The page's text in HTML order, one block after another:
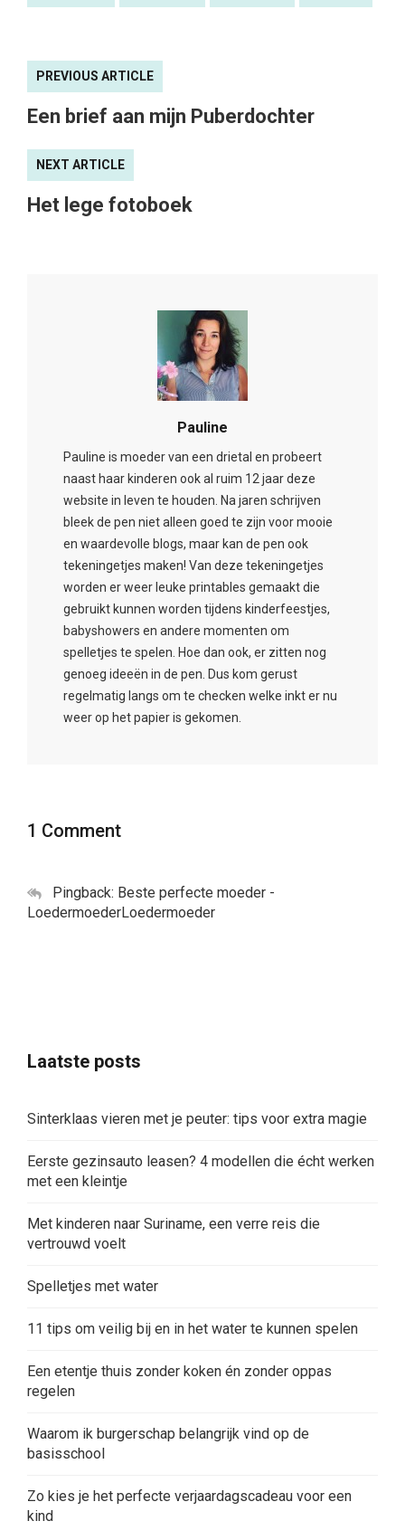
PREVIOUS ARTICLE
Een brief aan mijn Puberdochter
NEXT ARTICLE
Het lege fotoboek
Pauline
Pauline is moeder van een drietal en probeert
naast haar kinderen ook al ruim 12 jaar deze
website in leven te houden. Na jaren schrijven
bleek de pen niet alleen goed te zijn voor mooie
en waardevolle blogs, maar kan de pen ook
tekeningetjes maken! Van deze tekeningetjes
worden er weer leuke printables gemaakt die
gebruikt kunnen worden tijdens kinderfeestjes,
babyshowers en andere momenten om
spelletjes te spelen. Hoe dan ook, er zitten nog
genoeg ideeën in de pen. Dus kom gerust
regelmatig langs om te checken welke inkt er nu
weer op het papier is gekomen.
1 Comment
Pingback: Beste perfecte moeder -
LoedermoederLoedermoeder
Laatste posts
Sinterklaas vieren met je peuter: tips voor extra magie
Eerste gezinsauto leasen? 4 modellen die écht werken
met een kleintje
Met kinderen naar Suriname, een verre reis die
vertrouwd voelt
Spelletjes met water
11 tips om veilig bij en in het water te kunnen spelen
Een etentje thuis zonder koken én zonder oppas
regelen
Waarom ik burgerschap belangrijk vind op de
basisschool
Zo kies je het perfecte verjaardagscadeau voor een
kind